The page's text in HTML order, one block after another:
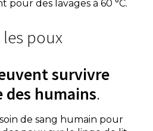
pour des lavages à 60 °C.
les poux
survivre
humains.
de sang humain pour